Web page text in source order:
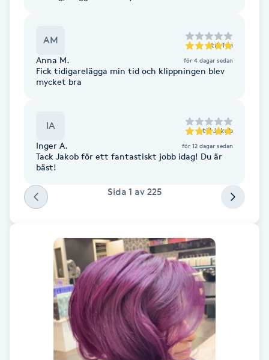
Kiropraktik
Klippning
Klippning & Slingor
Klippning ungdom
Koppningsmassage
Kosmetisk tatuering
Kostrådgivning
Kroppsinpackning
AM till Tibi
Anna M. för 4 dagar sedan
Fick tidigarelägga min tid och klippningen blev
mycket bra
IA till Jakob
Inger A. för 12 dagar sedan
Tack Jakob för ett fantastiskt jobb idag! Du är
bäst!
Sida 1 av 225